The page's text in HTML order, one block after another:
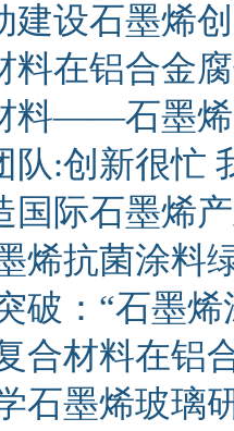
建设石墨烯
料在铝合金
料——石墨烯
队:创新很忙
国际石墨烯
烯抗菌涂料
破：“石墨
合材料在铝
石墨烯玻璃